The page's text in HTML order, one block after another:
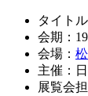
タイト
会期：
会場：
主催：
展覧会担